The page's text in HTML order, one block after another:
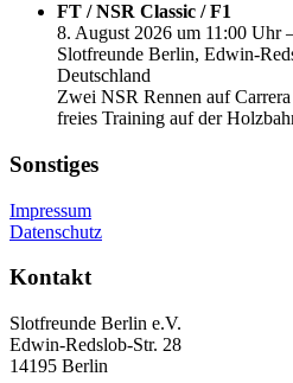
FT / NSR Classic / F1
8. August 2026 um 11:00 Uhr
Slotfreunde Berlin, Edwin-
Deutschland
Zwei NSR Rennen auf
freies Training auf der
Sonstiges
Impressum
Datenschutz
Kontakt
Slotfreunde Berlin e.V.
Edwin-Redslob-Str. 28
14195 Berlin